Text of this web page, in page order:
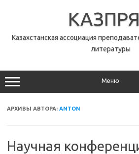
Казахстанская ассоциация
литературы
Меню
АРХИВЫ АВТОРА: ANTON
Научная